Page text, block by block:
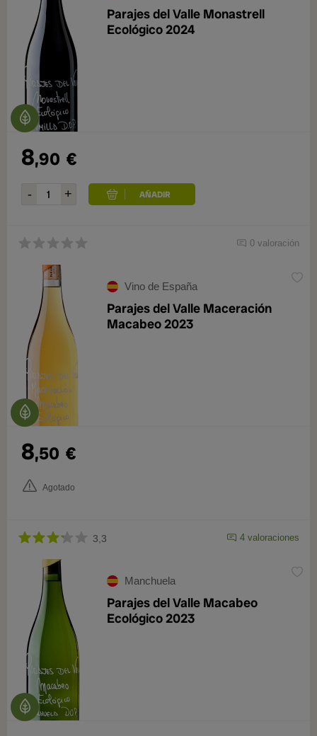
Parajes del Valle Monastrell
Ecológico 2024
8,90 €
0 valoración
Vino de España
Parajes del Valle Maceración
Macabeo 2023
8,50 €
Agotado
3,3 4 valoraciones
Manchuela
Parajes del Valle Macabeo
Ecológico 2023